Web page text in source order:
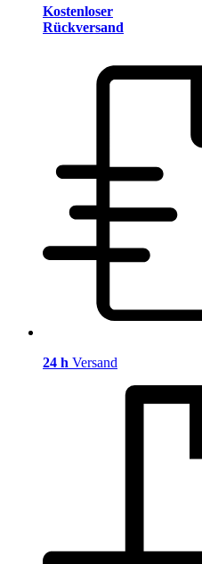
Kostenloser
Rückversand
24 h Versand